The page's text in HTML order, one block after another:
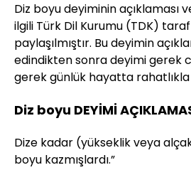
Diz boyu deyiminin açıklaması
ilgili Türk Dil Kurumu (TDK)
paylaşılmıştır. Bu deyimin
edindikten sonra deyimi gerek
gerek günlük hayatta rahatlıkla
Diz boyu DEYİMİ
Dize kadar (yükseklik veya
boyu kazmışlardı.”